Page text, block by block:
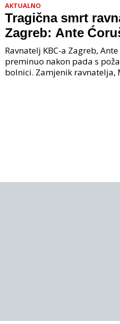
AKTUALNO
Tragična smrt
Zagreb: Ante
nakon pada u
mjestu događaja
Ravnatelj KBC-a Zagreb,
preminuo nakon pada s
bolnici. Zamjenik ravnatelja,